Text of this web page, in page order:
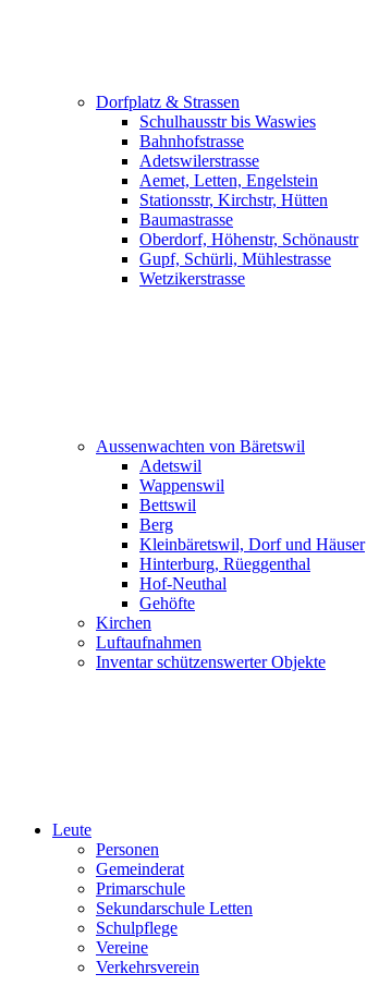
Dorfplatz & Strassen
Schulhausstr bis Waswies
Bahnhofstrasse
Adetswilerstrasse
Aemet, Letten, Engelstein
Stationsstr, Kirchstr, Hütten
Baumastrasse
Oberdorf, Höhenstr, Schönaustr
Gupf, Schürli, Mühlestrasse
Wetzikerstrasse
Aussenwachten von Bäretswil
Adetswil
Wappenswil
Bettswil
Berg
Kleinbäretswil, Dorf und Häuser
Hinterburg, Rüeggenthal
Hof-Neuthal
Gehöfte
Kirchen
Luftaufnahmen
Inventar schützenswerter Objekte
Leute
Personen
Gemeinderat
Primarschule
Sekundarschule Letten
Schulpflege
Vereine
Verkehrsverein